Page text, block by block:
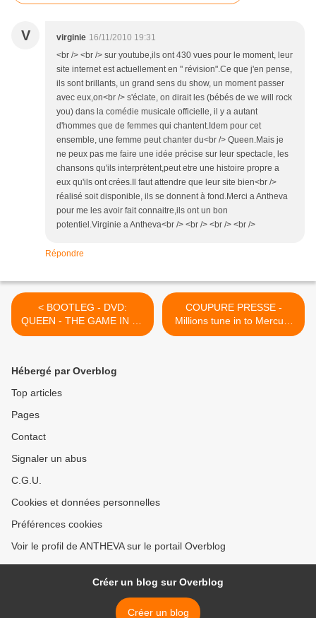
V virginie 16/11/2010 19:31
<br /> <br /> sur youtube,ils ont 430 vues pour le moment, leur
site internet est actuellement en " révision".Ce que j'en pense,
ils sont brillants, un grand sens du show, un moment passer
avec eux,on<br /> s'éclate, on dirait les (bébés de we will rock
you) dans la comédie musicale officielle, il y a autant
d'hommes que de femmes qui chantent.Idem pour cet
ensemble, une femme peut chanter du<br /> Queen.Mais je
ne peux pas me faire une idée précise sur leur spectacle, les
chansons qu'ils interprètent,peut etre une histoire propre a
eux qu'ils ont crées.Il faut attendre que leur site bien<br />
réalisé soit disponible, ils se donnent à fond.Merci a Antheva
pour me les avoir fait connaitre,ils ont un bon
potentiel.Virginie a Antheva<br /> <br /> <br /> <br />
Répondre
< BOOTLEG - DVD:
QUEEN - THE GAME IN ST
PAUL (USA-1980)
COUPURE PRESSE -
Millions tune in to Mercury
memorial (N.Z) >
Hébergé par Overblog
Top articles
Pages
Contact
Signaler un abus
C.G.U.
Cookies et données personnelles
Préférences cookies
Voir le profil de ANTHEVA sur le portail Overblog
Créer un blog sur Overblog
Créer un blog